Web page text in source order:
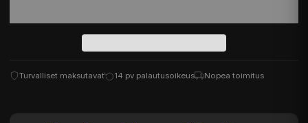
Turvalliset maksutavat 14 pv palautusoikeus Nopea toimitus